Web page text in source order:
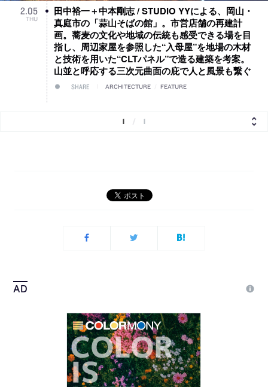
2.05
THU
田中裕一＋中本剛志 / STUDIO YYによる、岡山・
真庭市の「蒜山そばの館」。市営店舗の再建計
画。蕎麦の文化や地域の伝統も感受できる場を目
指し、周辺家屋を参照した“入母屋”を地場の木材
と技術を用いた“CLTパネル”で造る建築を考案。
山並と呼応する三次元曲面の庇で人と風景も繋ぐ
SHARE ARCHITECTURE FEATURE
1 1